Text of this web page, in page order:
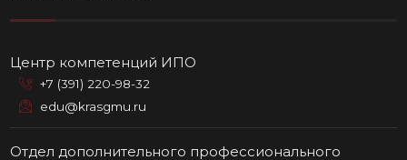
Центр компетенций ИПО
+7 (391) 220-98-32
edu@krasgmu.ru
Отдел дополнительного профессионального